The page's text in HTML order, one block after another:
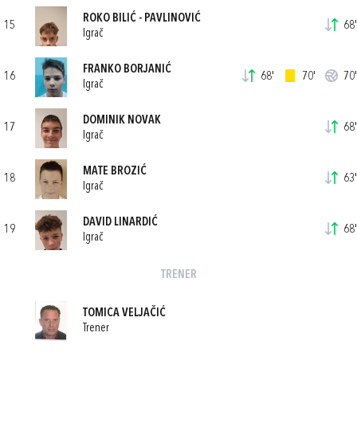
15
ROKO BILIĆ - PAVLINOVIĆ
Igrač
68'
16
FRANKO BORJANIĆ
Igrač
68' 70' 70'
17
DOMINIK NOVAK
Igrač
68'
18
MATE BROZIĆ
Igrač
63'
19
DAVID LINARDIĆ
Igrač
68'
TRENER
TOMICA VELJAČIĆ
Trener